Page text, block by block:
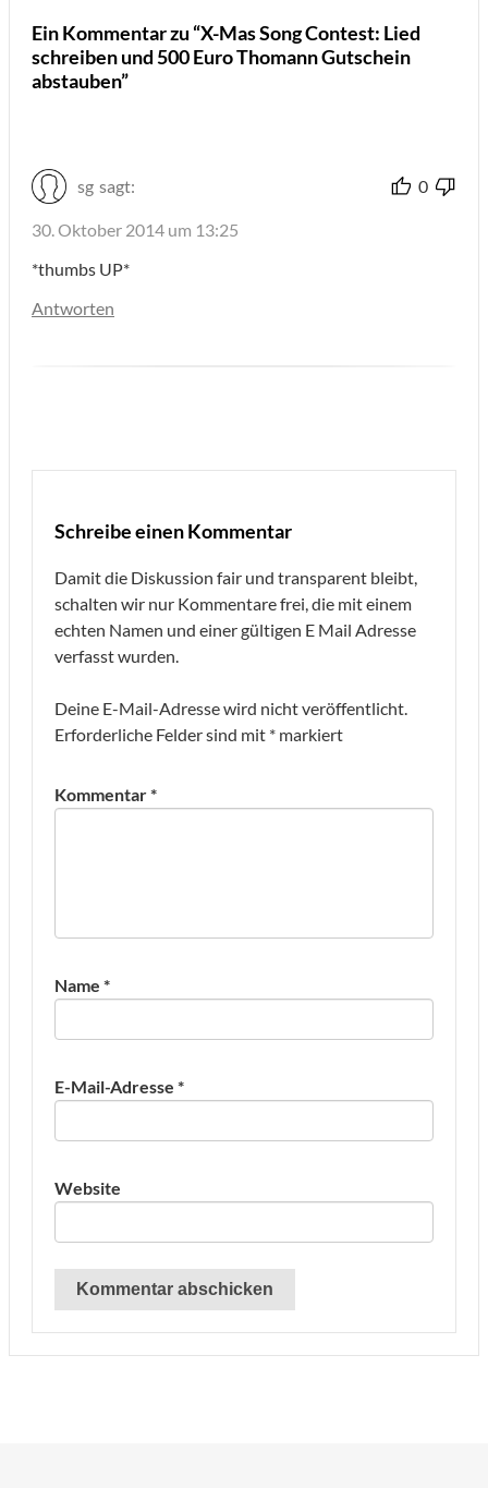
Ein Kommentar zu “X-Mas Song Contest: Lied
schreiben und 500 Euro Thomann Gutschein
abstauben”
sg sagt: 0
30. Oktober 2014 um 13:25
*thumbs UP*
Antworten
Schreibe einen Kommentar
Damit die Diskussion fair und transparent bleibt,
schalten wir nur Kommentare frei, die mit einem
echten Namen und einer gültigen E Mail Adresse
verfasst wurden.
Deine E-Mail-Adresse wird nicht veröffentlicht.
Erforderliche Felder sind mit * markiert
Kommentar*
Name *
E-Mail-Adresse *
Website